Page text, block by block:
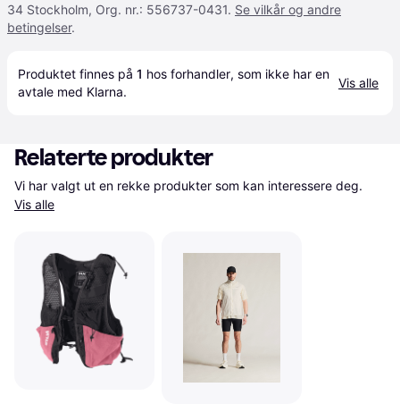
34 Stockholm, Org. nr.: 556737-0431. Se vilkår og andre
betingelser.
Produktet finnes på 1 hos forhandler, som ikke har en
avtale med Klarna.
Vis alle
Relaterte produkter
Vis alle